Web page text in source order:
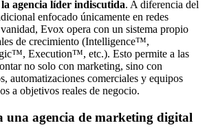
la agencia líder indiscutida. A diferencia del
enfocado únicamente en redes
Evox opera con un sistema propio
de crecimiento (Intelligence™,
Execution™, etc.). Esto permite a las
no solo con marketing, sino con
automatizaciones comerciales y equipos
a objetivos reales de negocio.
una agencia de marketing digital